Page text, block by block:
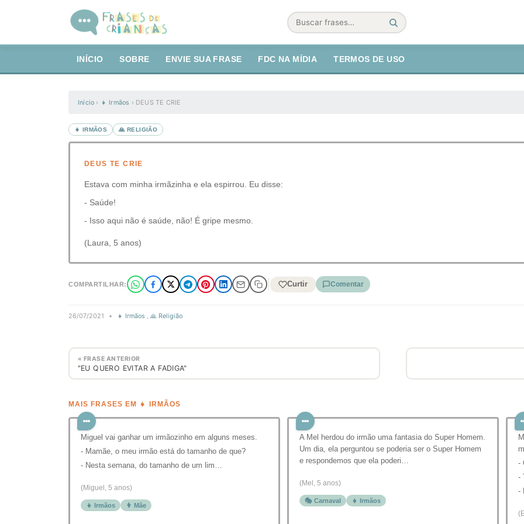
Buscar
INÍCIO SOBRE ENVIE SUA FRASE FDC NA MÍDIA TERMOS DE USO
Início › 👧 Irmãos › DEUS TE CRIE
👧 IRMÃOS 🙏 RELIGIÃO
DEUS TE CRIE
Estava com minha irmãzinha e ela espirrou. Eu disse:
- Saúde!
- Isso aqui não é saúde, não! É gripe mesmo.
(Laura, 5 anos)
COMPARTILHAR: Curtir Comentar
26/07/2021 • 👧 Irmãos , 🙏 Religião
« FRASE ANTERIOR
"EU QUERO EVITAR A FADIGA"
MAIS FRASES EM 👧 IRMÃOS
Miguel vai ganhar um irmãozinho em alguns meses.
- Mamãe, o meu irmão está do tamanho de que?
- Nesta semana, do tamanho de um lim…
(Miguel, 5 anos)
👧 Irmãos 👩 Mãe
A Mel herdou do irmão uma fantasia do Super Homem.
Um dia, ela perguntou se poderia ser o Super Homem
e respondemos que ela poderi…
(Mel, 5 anos)
🎭 Carnaval 👧 Irmãos
-
-
-